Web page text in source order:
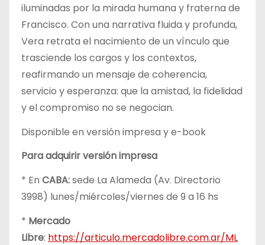
iluminadas por la mirada humana y fraterna de
Francisco. Con una narrativa fluida y profunda,
Vera retrata el nacimiento de un vínculo que
trasciende los cargos y los contextos,
reafirmando un mensaje de coherencia,
servicio y esperanza: que la amistad, la fidelidad
y el compromiso no se negocian.
Disponible en versión impresa y e-book
Para adquirir versión impresa
* En CABA:sede La Alameda (Av. Directorio
3998) lunes/miércoles/viernes de 9 a 16 hs
* Mercado
Libre: https://articulo.mercadolibre.com.ar/ML